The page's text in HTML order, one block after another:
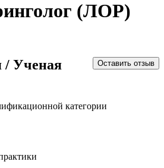
(ЛОР)
Оставить отзыв
/ Ученая
категории